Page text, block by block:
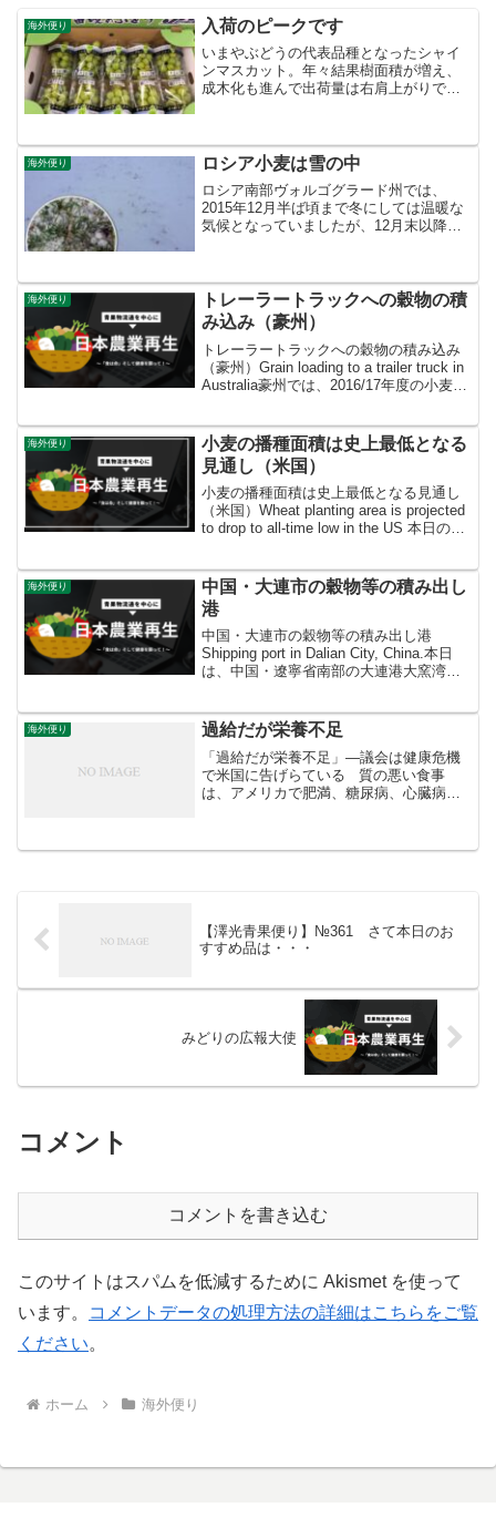
海外便り 入荷のピークです
いまやぶどうの代表品種となったシャイ
ンマスカット。年々結果樹面積が増え、
成木化も進んで出荷量は右肩上がりで
品の割合がかなり増えています。
海外便り ロシア小麦は雪の中
ロシア南部ヴォルゴグラード州では、
2015年12月半ば頃まで冬にしては温暖な
気候となっていましたが、12月末以降気
（写真）。
海外便り
トレーラートラックへの穀物の積
み込み（豪州）
トレーラートラックへの穀物の積み込み
（豪州）Grain loading to a trailer truck in
Australia豪州では、2016/17年度の小麦の
海外便り
小麦の播種面積は史上最低となる
見通し（米国）
小麦の播種面積は史上最低となる見通し
（米国）Wheat planting area is projected
to drop to all-time low in the US 本日の写
海外便り
中国・大連市の穀物等の積み出し
港
中国・大連市の穀物等の積み出し港
Shipping port in Dalian City, China.本日
は、中国・遼寧省南部の大連港大窯湾
省、内モンゴル自治区）の穀物...
海外便り 過給だが栄養不足
「過給だが栄養不足」—議会は健康危機
で米国に告げらている 質の悪い食事
は、アメリカで肥満、糖尿病、心臓病の
【澤光青果便り】№361 さて本日のお
すすめ品は・・・
みどりの広報大使
コメント
コメントを書き込む
このサイトはスパムを低減するために Akismet を使って
います。
コメントデータの処理方法の詳細はこちらをご覧
ください。
ホーム 海外便り